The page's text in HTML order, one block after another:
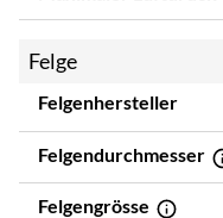
Felge
Felgenhersteller
Felgendurchmesser
Felgengrösse